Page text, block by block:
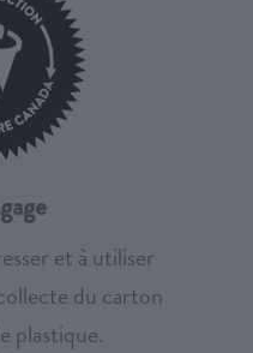
et à utiliser
du carton
plastique.